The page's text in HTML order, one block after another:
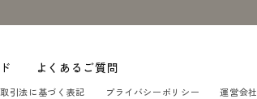
よくあるご質問
引法に基づく表記 プライバシーポリシー 運営会社